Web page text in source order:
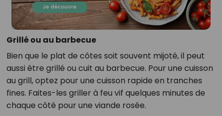
Grillé ou au barbecue
Bien que le plat de côtes soit souvent mijoté, il peut
aussi être grillé ou cuit au barbecue. Pour une cuisson
au grill, optez pour une cuisson rapide en tranches
fines. Faites-les griller à feu vif quelques minutes de
chaque côté pour une viande rosée.